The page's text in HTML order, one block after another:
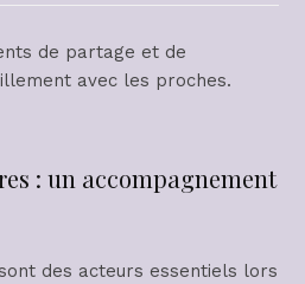
de partage et de
avec les proches.
: un accompagnement
des acteurs essentiels lors